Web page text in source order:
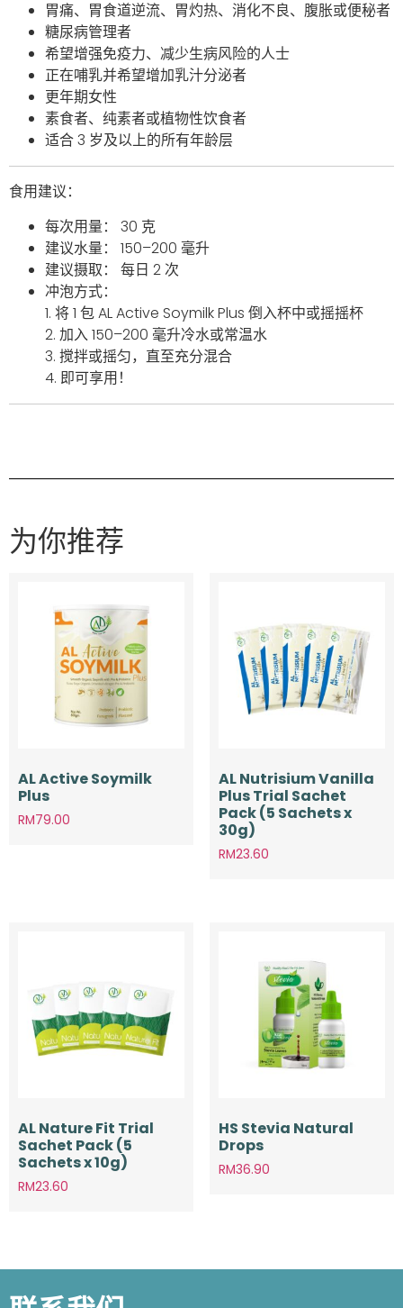
胃痛、胃食道逆流、胃灼热、消化不良、腹胀或便秘者
糖尿病管理者
希望增强免疫力、减少生病风险的人士
正在哺乳并希望增加乳汁分泌者
更年期女性
素食者、纯素者或植物性饮食者
适合 3 岁及以上的所有年龄层
食用建议：
每次用量： 30 克
建议水量： 150–200 毫升
建议摄取： 每日 2 次
冲泡方式：
1. 将 1 包 AL Active Soymilk Plus 倒入杯中或摇摇杯
2. 加入 150–200 毫升冷水或常温水
3. 搅拌或摇匀，直至充分混合
4. 即可享用！
为你推荐
AL Active Soymilk
Plus
RM79.00
AL Nutrisium Vanilla
Plus Trial Sachet
Pack (5 Sachets x
30g)
RM23.60
AL Nature Fit Trial
Sachet Pack (5
Sachets x 10g)
RM23.60
HS Stevia Natural
Drops
RM36.90